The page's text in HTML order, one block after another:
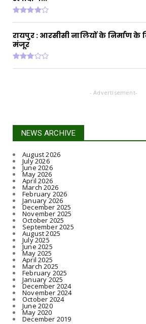
रायपुर : आरसीसी नालियों के निर्माण के
मंजूर
- Advertisement-
NEWS ARCHIVE
August 2026
July 2026
June 2026
May 2026
April 2026
March 2026
February 2026
January 2026
December 2025
November 2025
October 2025
September 2025
August 2025
July 2025
June 2025
May 2025
April 2025
March 2025
February 2025
January 2025
December 2024
November 2024
October 2024
June 2020
May 2020
December 2019